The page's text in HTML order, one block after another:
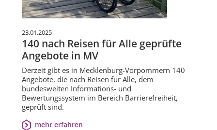
23.01.2025
140 nach Reisen für Alle geprüfte
Angebote in MV
Derzeit gibt es in Mecklenburg-Vorpommern 140
Angebote, die nach Reisen für Alle, dem
bundesweiten Informations- und
Bewertungssystem im Bereich Barrierefreiheit,
geprüft sind.
mehr erfahren